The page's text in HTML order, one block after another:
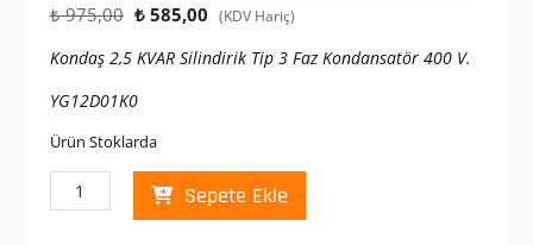
₺975,00 Orijinal
₺ 975,00.
₺585,00 Şu
fiyat:
(KDV Hariç)
Kondaş 2,5 KVAR Silindirik Tip 3 Faz Kondansatör 400 V.
YG12D01K0
Ürün Stoklarda
Kondaş
2,5
Sepete Ekle